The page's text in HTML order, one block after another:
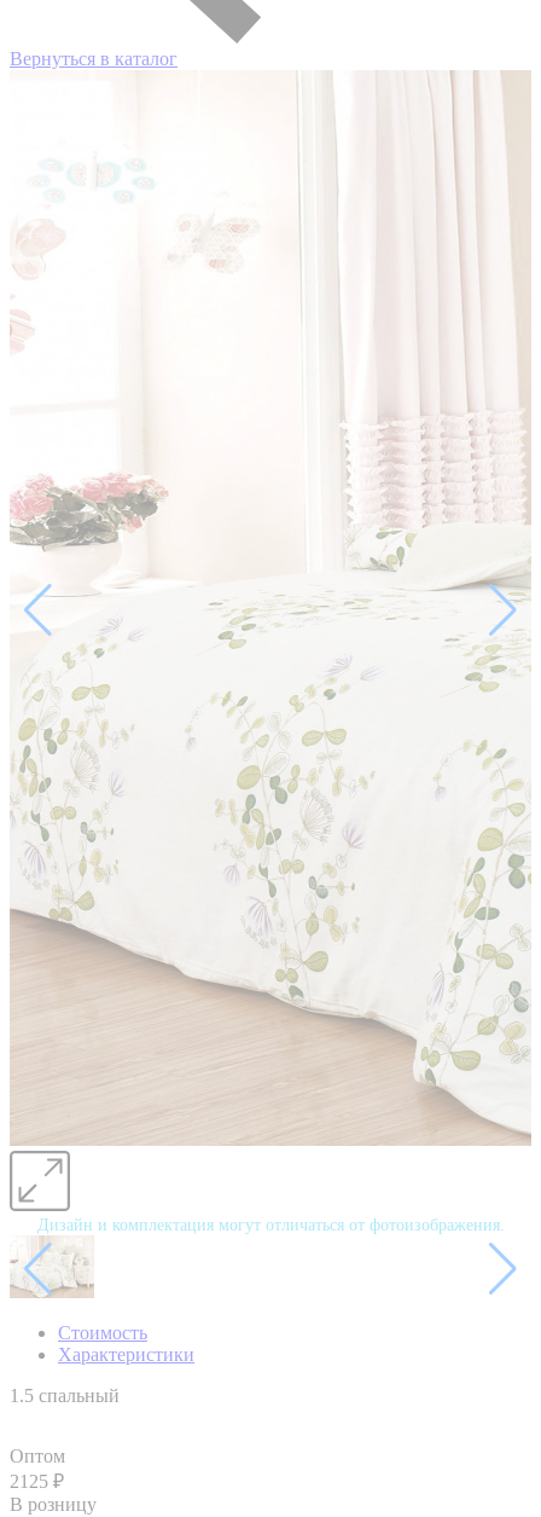
Вернуться в каталог
Дизайн и комплектация могут отличаться от фотоизображения.
Стоимость
Характеристики
1.5 спальный
Оптом
2125 ₽
В розницу